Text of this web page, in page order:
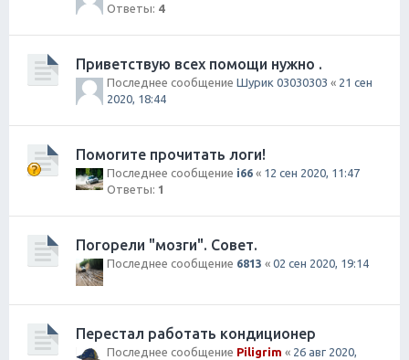
Ответы: 4
Приветствую всех помощи нужно .
Последнее сообщение Шурик 03030303 « 21 сен
2020, 18:44
Помогите прочитать логи!
Последнее сообщение i66 « 12 сен 2020, 11:47
Ответы: 1
Погорели "мозги". Совет.
Последнее сообщение 6813 « 02 сен 2020, 19:14
Перестал работать кондиционер
Последнее сообщение Piligrim « 26 авг 2020,